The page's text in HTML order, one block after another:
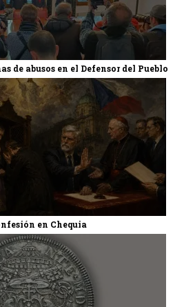
de abusos en el Defensor del Pueblo
en Chequia